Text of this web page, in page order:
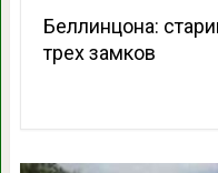
Беллинцона:
трех замков